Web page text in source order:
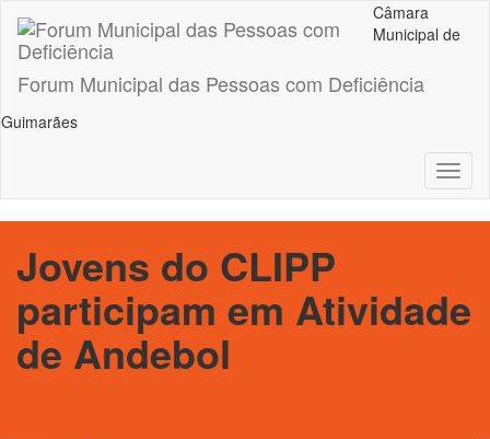
content
Forum Municipal das Pessoas com Deficiência
Câmara
Municipal de
Guimarães
Jovens do CLIPP
participam em Atividade
de Andebol